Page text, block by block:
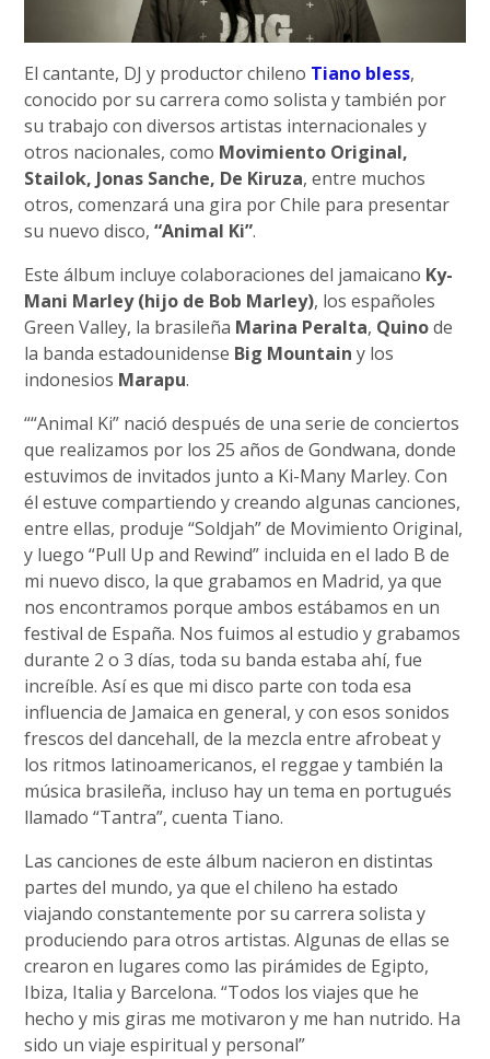
El cantante, DJ y productor chileno Tiano bless,
conocido por su carrera como solista y también por
su trabajo con diversos artistas internacionales y
otros nacionales, como Movimiento Original,
Stailok, Jonas Sanche, De Kiruza, entre muchos
otros, comenzará una gira por Chile para presentar
su nuevo disco,“Animal Ki”.
Este álbum incluye colaboraciones del jamaicano Ky-
Mani Marley (hijo de Bob Marley), los españoles
Green Valley, la brasileña Marina Peralta, Quinode
la banda estadounidense Big Mountain y los
indonesios Marapu.
““Animal Ki” nació después de una serie de conciertos
que realizamos por los 25 años de Gondwana, donde
estuvimos de invitados junto a Ki-Many Marley. Con
él estuve compartiendo y creando algunas canciones,
entre ellas, produje “Soldjah” de Movimiento Original,
y luego “Pull Up and Rewind” incluida en el lado B de
mi nuevo disco, la que grabamos en Madrid, ya que
nos encontramos porque ambos estábamos en un
festival de España. Nos fuimos al estudio y grabamos
durante 2 o 3 días, toda su banda estaba ahí, fue
increíble. Así es que mi disco parte con toda esa
influencia de Jamaica en general, y con esos sonidos
frescos del dancehall, de la mezcla entre afrobeat y
los ritmos latinoamericanos, el reggae y también la
música brasileña, incluso hay un tema en portugués
llamado “Tantra”, cuenta Tiano.
Las canciones de este álbum nacieron en distintas
partes del mundo, ya que el chileno ha estado
viajando constantemente por su carrera solista y
produciendo para otros artistas. Algunas de ellas se
crearon en lugares como las pirámides de Egipto,
Ibiza, Italia y Barcelona. “Todos los viajes que he
hecho y mis giras me motivaron y me han nutrido. Ha
sido un viaje espiritual y personal”